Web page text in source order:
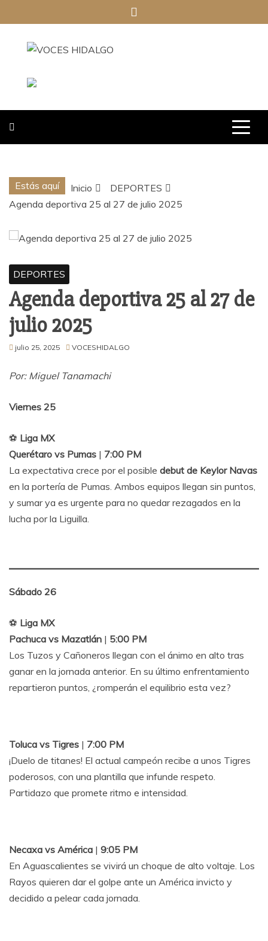
al
contenido
VOCES
HIDALGO
Estás aquí Inicio
DEPORTES
Agenda deportiva 25 al 27 de julio 2025
DEPORTES
Agenda deportiva 25 al 27 de
julio 2025
julio 25, 2025 VOCESHIDALGO
Por: Miguel Tanamachi
Viernes 25
⚽ Liga MX
Querétaro vs Pumas | 7:00 PM
La expectativa crece por el posible debut de Keylor Navas
en la portería de Pumas. Ambos equipos llegan sin puntos,
y sumar ya es urgente para no quedar rezagados en la
lucha por la Liguilla.
Sábado 26
⚽ Liga MX
Pachuca vs Mazatlán | 5:00 PM
Los Tuzos y Cañoneros llegan con el ánimo en alto tras
ganar en la jornada anterior. En su último enfrentamiento
repartieron puntos, ¿romperán el equilibrio esta vez?
Toluca vs Tigres | 7:00 PM
¡Duelo de titanes! El actual campeón recibe a unos Tigres
poderosos, con una plantilla que infunde respeto.
Partidazo que promete ritmo e intensidad.
Necaxa vs América | 9:05 PM
En Aguascalientes se vivirá un choque de alto voltaje. Los
Rayos quieren dar el golpe ante un América invicto y
decidido a pelear cada jornada.